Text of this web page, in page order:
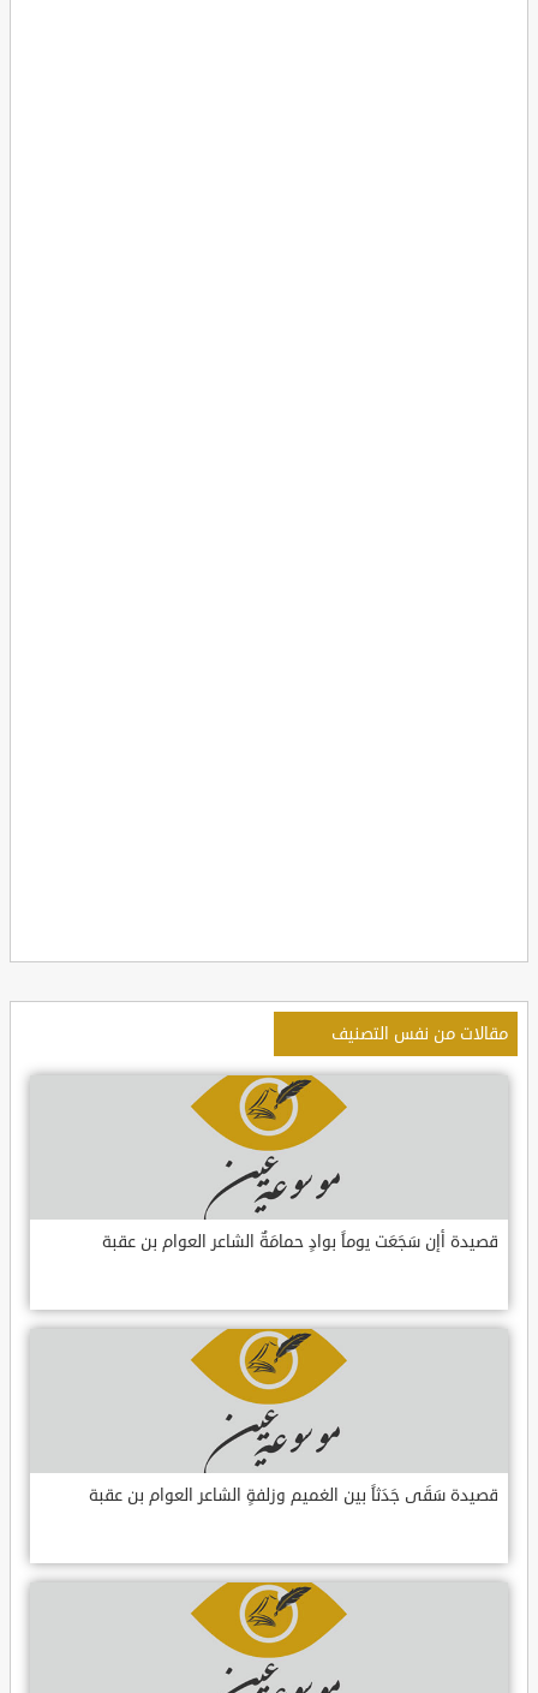
مقالات من نفس التصنيف
قصيدة أإن سَجَعَت يوماً بوادٍ حمامَةٌ الشاعر العوام بن عقبة
قصيدة سَقَى جَدَثاً بين الغميم وزلفةٍ الشاعر العوام بن عقبة